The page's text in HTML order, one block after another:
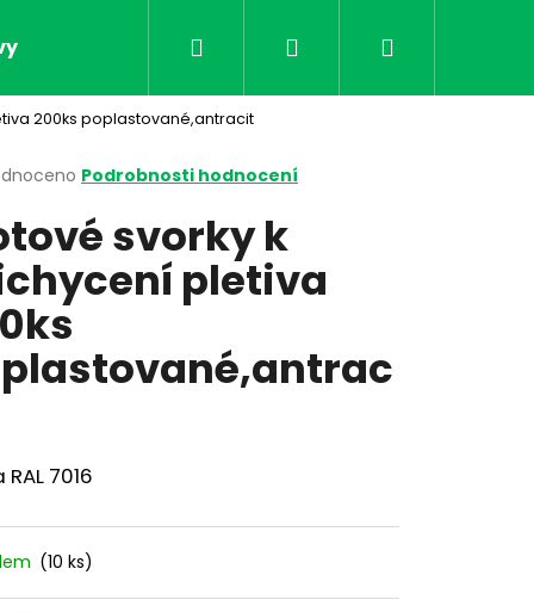
Obchodní podmínky Kontakt
Přihlášení
200ks poplastované,antracit
Podrobnosti hodnocení
svorky k
pletiva
7016
(10 ks)